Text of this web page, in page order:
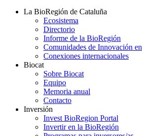
La BioRegión de Cataluña
Ecosistema
Directorio
Informe de la BioRegión
Comunidades de Innovación
Conexiones internacionales
Biocat
Sobre Biocat
Equipo
Memoria anual
Contacto
Inversión
Invest BioRegion Portal
Invertir en la BioRegión